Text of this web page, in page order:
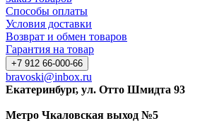
Способы оплаты
Условия доставки
Возврат и обмен товаров
Гарантия на товар
+7 912 66-000-66
bravoski@inbox.ru
Екатеринбург, ул. Отто Шмидта 93
Метро Чкаловская выход №5